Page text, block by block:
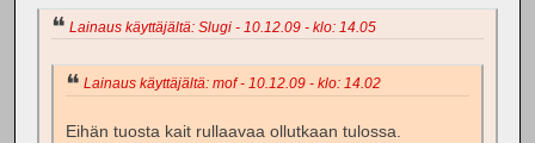
Lainaus käyttäjältä: Slugi - 10.12.09 - klo: 14.05
Lainaus käyttäjältä: mof - 10.12.09 - klo: 14.02
Eihän tuosta kait rullaavaa ollutkaan tulossa.